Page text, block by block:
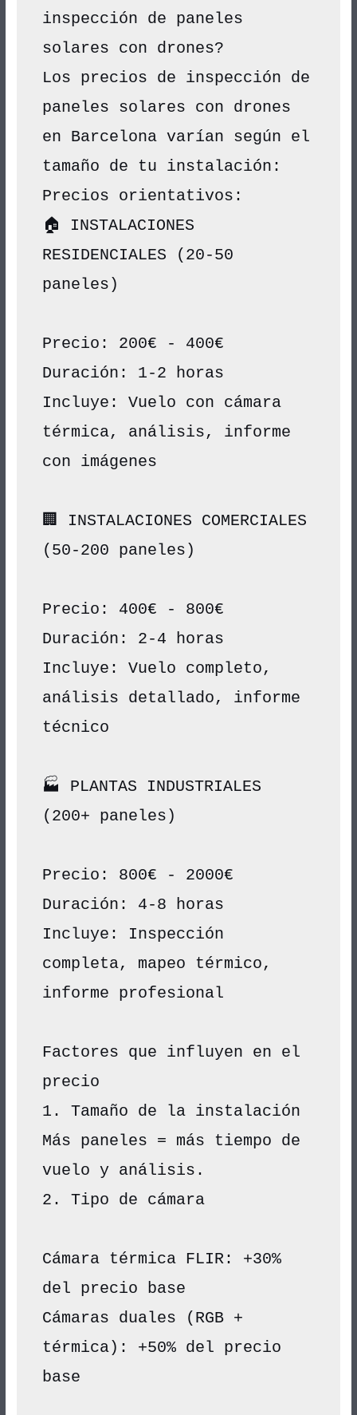
inspección de paneles
solares con drones?
Los precios de inspección de
paneles solares con drones
en Barcelona varían según el
tamaño de tu instalación:
Precios orientativos:
🏠 INSTALACIONES
RESIDENCIALES (20-50
paneles)
Precio: 200€ - 400€
Duración: 1-2 horas
Incluye: Vuelo con cámara
térmica, análisis, informe
con imágenes
🏢 INSTALACIONES COMERCIALES
(50-200 paneles)
Precio: 400€ - 800€
Duración: 2-4 horas
Incluye: Vuelo completo,
análisis detallado, informe
técnico
🏭 PLANTAS INDUSTRIALES
(200+ paneles)
Precio: 800€ - 2000€
Duración: 4-8 horas
Incluye: Inspección
completa, mapeo térmico,
informe profesional
Factores que influyen en el
precio
1. Tamaño de la instalación
Más paneles = más tiempo de
vuelo y análisis.
2. Tipo de cámara
Cámara térmica FLIR: +30%
del precio base
Cámaras duales (RGB +
térmica): +50% del precio
base